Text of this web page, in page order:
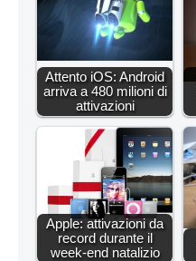
Attento iOS: Android
arriva a 480 milioni di
attivazioni
Apple: attivazioni da
record durante il
week-end natalizio